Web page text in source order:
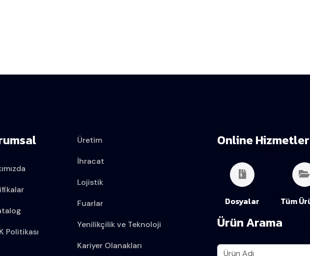
Politikası
Üretim
İhracat
Lojistik
Fuarlar
Yenilikçilik ve Teknoloji
Kariyer Olanakları
Online Hizmetler
Dosyalar Tüm
Ürün Arama